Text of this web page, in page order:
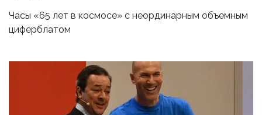
Часы «65 лет в космосе» с неординарным объемным
циферблатом